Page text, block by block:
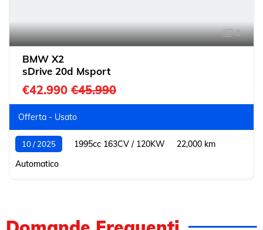
8
BMW X2
sDrive 20d Msport
€42.990 €45.990
Offerta - Usato
10 / 2025 1995cc 163CV / 120KW
22,000 km
Automatico